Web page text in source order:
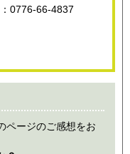
0776-66-4837
ページのご感想をお